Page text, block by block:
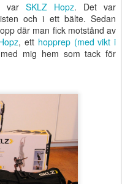
varSKLZ Hopz. Det var
och i ett bälte. Sedan
där man fick motstånd av
, ett hopprep (med vikt i
med mig hem som tack för